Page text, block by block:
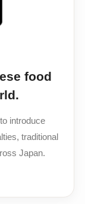
food
introduce
traditional
Japan.